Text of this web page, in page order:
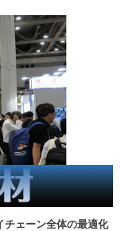
チェーン全体の最適化